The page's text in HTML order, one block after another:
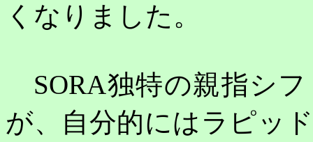
くなりました。
SORA独特の親指シ
が、自分的にはラピッ